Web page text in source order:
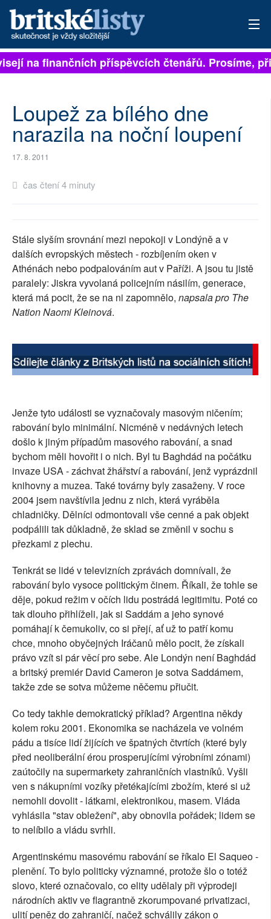
PŘIHLÁSIT
ARCHIV
PŘÍSPĚVKY NA PROVOZ
SOCIÁLNÍ SÍTĚ
RUBRIKY
PLNÁ VERZE STRÁNEK
na finančních příspěvcích čtenářů. Prosíme,
Loupež za bílého dne
narazila na noční loupení
17. 8. 2011
čas čtení 4 minuty
Stále slyším srovnání mezi nepokoji v Londýně a v
dalších evropských městech - rozbíjením oken v
Athénách nebo podpalováním aut v Paříži. A jsou tu jistě
paralely: Jiskra vyvolaná policejním násilím, generace,
která má pocit, že se na ni zapomnělo, napsala pro The
Nation Naomi Kleinová.
Jenže tyto události se vyznačovaly masovým ničením;
rabování bylo minimální. Nicméně v nedávných letech
došlo k jiným případům masového rabování, a snad
bychom měli hovořit i o nich. Byl tu Baghdád na počátku
invaze USA - záchvat žhářství a rabování, jenž vyprázdnil
knihovny a muzea. Také továrny byly zasaženy. V roce
2004 jsem navštívila jednu z nich, která vyráběla
chladničky. Dělníci odmontovali vše cenné a pak objekt
podpálili tak důkladně, že sklad se změnil v sochu s
přezkami z plechu.
Tenkrát se lidé v televizních zprávách domnívali, že
rabování bylo vysoce politickým činem. Říkali, že tohle se
děje, pokud režim v očích lidu postrádá legitimitu. Poté co
tak dlouho přihlíželi, jak si Saddám a jeho synové
pomáhají k čemukoliv, co si přejí, ať už to patří komu
chce, mnoho obyčejných Iráčanů mělo pocit, že získali
právo vzít si pár věcí pro sebe. Ale Londýn není Baghdád
a britský premiér David Cameron je sotva Saddámem,
takže zde se sotva můžeme něčemu přiučit.
Co tedy takhle demokratický příklad? Argentina někdy
kolem roku 2001. Ekonomika se nacházela ve volném
pádu a tisíce lidí žijících ve špatných čtvrtích (které byly
před neoliberální érou prosperujícími výrobními zónami)
zaútočily na supermarkety zahraničních vlastníků. Vyšli
ven s nákupními vozíky přetékajícími zbožím, které si už
nemohli dovolit - látkami, elektronikou, masem. Vláda
vyhlásila "stav obležení", aby obnovila pořádek; lidem se
to nelíbilo a vládu svrhli.
Argentinskému masovému rabování se říkalo El Saqueo -
plenění. To bylo politicky významné, protože šlo o totéž
slovo, které označovalo, co elity udělaly při výprodeji
národních aktiv ve flagrantně zkorumpované privatizaci,
ulití peněz do zahraničí, načež schválily zákon o